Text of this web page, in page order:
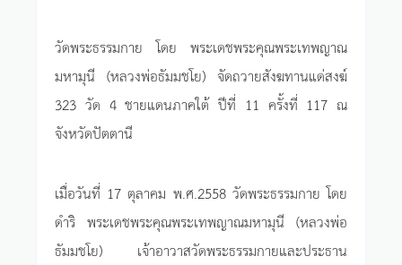
วัดพระธรรมกาย โดย พระเดชพระคุณพระเทพญาณ
มหามุนี (หลวงพ่อธัมมชโย) จัดถวายสังฆทานแด่สงฆ์
323 วัด 4 ชายแดนภาคใต้ ปีที่ 11 ครั้งที่ 117 ณ
จังหวัดปัตตานี
เมื่อวันที่ 17 ตุลาคม พ.ศ.2558 วัดพระธรรมกาย โดย
ดำริ พระเดชพระคุณพระเทพญาณมหามุนี (หลวงพ่อ
ธัมมชโย) เจ้าอาวาสวัดพระธรรมกายและประธาน